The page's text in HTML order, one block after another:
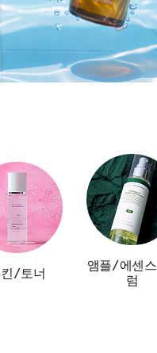
/토너
앰플/에센
럼